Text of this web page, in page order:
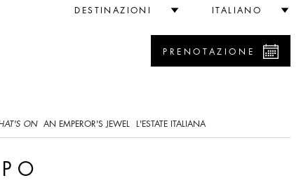
DESTINAZIONI ITALIANO
PRENOTAZIONE
ON AN EMPEROR'S JEWEL L'ESTATE ITALIANA